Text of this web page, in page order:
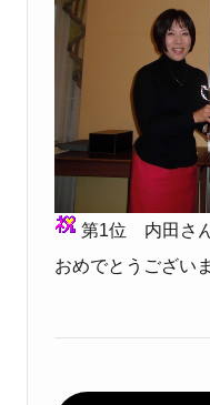
第1位 内田さ
おめでとうござい